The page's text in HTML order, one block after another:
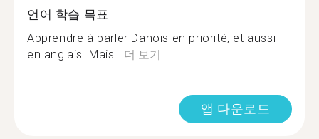
언어 학습 목표
Apprendre à parler Danois en priorité, et aussi
en anglais. Mais...더 보기
앱 다운로드